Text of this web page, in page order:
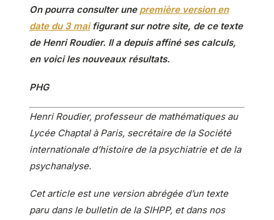
On pourra consulter une première version en
date du 3 maifigurant sur notre site, de ce texte
de Henri Roudier. Il a depuis affiné ses calculs,
en voici les nouveaux résultats.
PHG
Henri Roudier, professeur de mathématiques au
Lycée Chaptal à Paris, secrétaire de la Société
internationale d’histoire de la psychiatrie et de la
psychanalyse.
Cet article est une version abrégée d’un texte
paru dans le bulletin de la SIHPP, et dans nos